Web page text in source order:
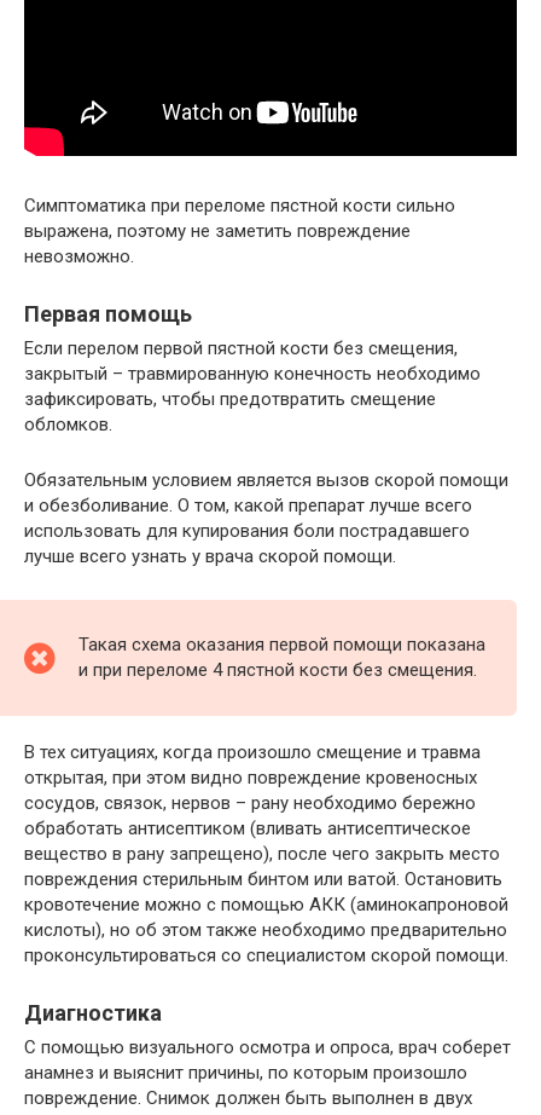
Симптоматика при переломе пястной кости сильно
выражена, поэтому не заметить повреждение
невозможно.
Первая помощь
Если перелом первой пястной кости без смещения,
закрытый – травмированную конечность необходимо
зафиксировать, чтобы предотвратить смещение
обломков.
Обязательным условием является вызов скорой помощи
и обезболивание. О том, какой препарат лучше всего
использовать для купирования боли пострадавшего
лучше всего узнать у врача скорой помощи.
Такая схема оказания первой помощи показана
и при переломе 4 пястной кости без смещения.
В тех ситуациях, когда произошло смещение и травма
открытая, при этом видно повреждение кровеносных
сосудов, связок, нервов – рану необходимо бережно
обработать антисептиком (вливать антисептическое
вещество в рану запрещено), после чего закрыть место
повреждения стерильным бинтом или ватой. Остановить
кровотечение можно с помощью АКК (аминокапроновой
кислоты), но об этом также необходимо предварительно
проконсультироваться со специалистом скорой помощи.
Диагностика
С помощью визуального осмотра и опроса, врач соберет
анамнез и выяснит причины, по которым произошло
повреждение. Снимок должен быть выполнен в двух